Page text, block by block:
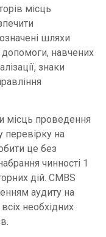
місць
шляхи
допомоги, навчених
знаки
місць проведення
перевірку на
це без
чинності 1
дій. CMBS
аудиту на
необхідних